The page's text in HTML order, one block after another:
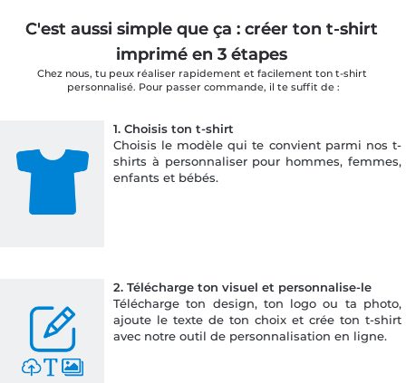
2. Télécharge ton visuel et personnalise-le
Télécharge ton design, ton logo ou ta photo,
ajoute le texte de ton choix et crée ton t-shirt
avec notre outil de personnalisation en ligne.
1. Choisis ton t-shirt
Choisis le modèle qui te convient parmi nos t-
shirts à personnaliser pour hommes, femmes,
enfants et bébés.
C'est aussi simple que ça : créer ton t-shirt
imprimé en 3 étapes
Chez nous, tu peux réaliser rapidement et facilement ton t-shirt
personnalisé. Pour passer commande, il te suffit de :